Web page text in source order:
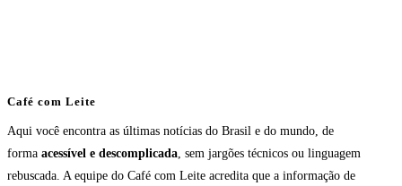
Café com Leite
Aqui você encontra as últimas notícias do Brasil e do mundo, de
forma acessível e descomplicada, sem jargões técnicos ou linguagem
rebuscada. A equipe do Café com Leite acredita que a informação de